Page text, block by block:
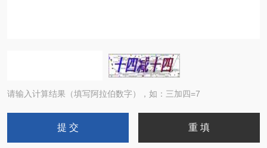
请输入计算结果（填写阿拉伯数字），如：三加四=7